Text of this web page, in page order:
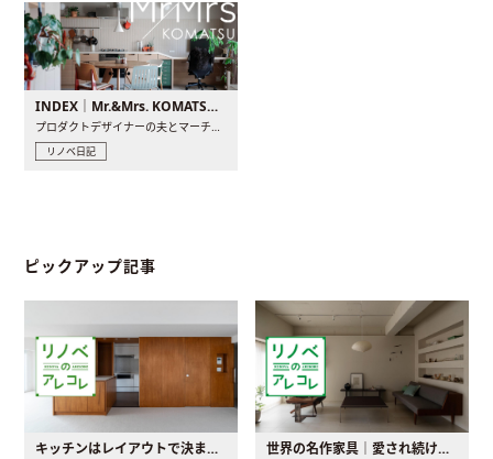
INDEX｜Mr.&Mrs. KOMATSU renovation diary
プロダクトデザイナーの夫とマーチャンダイザーの妻が、夫婦で..
リノベ日記
ピックアップ記事
キッチンはレイアウトで決まる。後悔しないための考え方と選び方 世界の名作家具｜愛され続ける理由と一生モノとの出会い方